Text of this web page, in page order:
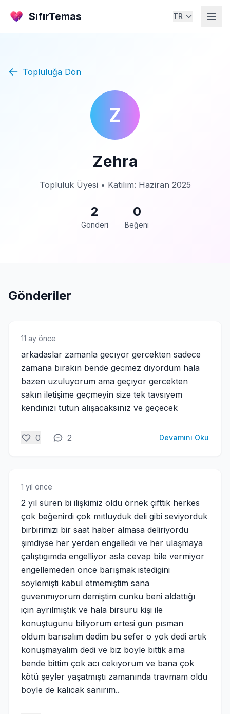
SıfırTemas TR
Topluluğa Dön
Z
Zehra
Topluluk Üyesi • Katılım: Haziran 2025
2
Gönderi
0
Beğeni
Gönderiler
11 ay önce
arkadaslar zamanla gecıyor gercekten sadece
zamana bırakın bende gecmez dıyordum hala
bazen uzuluyorum ama geçıyor gercekten
sakın iletişime geçmeyin size tek tavsıyem
kendınızı tutun alışacaksınız ve geçecek
0 2 Devamını Oku
1 yıl önce
2 yıl süren bi ilişkimiz oldu örnek çifttik herkes
çok beğenirdi çok mıtluyduk deli gibi seviyorduk
birbirimizi bir saat haber almasa deliriyordu
şimdiyse her yerden engelledi ve her ulaşmaya
çalıştıgımda engelliyor asla cevap bile vermiyor
engellemeden once barışmak istedigini
soylemişti kabul etmemiştim sana
guvenmıyorum demiştim cunku beni aldattığı
için ayrılmıştık ve hala birsuru kişi ile
konuştugunu biliyorum ertesi gun pısman
oldum barısalım dedim bu sefer o yok dedi artık
konuşmayalım dedi ve biz boyle bittik ama
bende bittim çok acı cekıyorum ve bana çok
kötü şeyler yaşatmıştı zamanında travmam oldu
boyle de kalıcak sanırım..